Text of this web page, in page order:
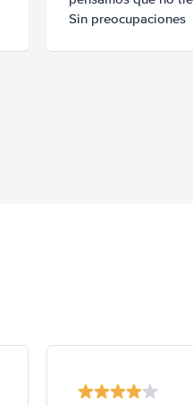
Sin preocupaciones